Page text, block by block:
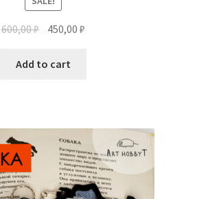
600,00₽ 450,00₽
Add to cart